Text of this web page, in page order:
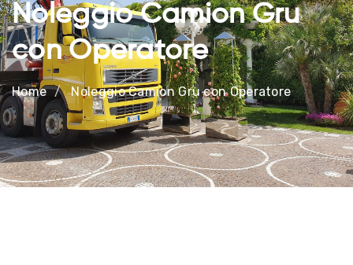
Noleggio Camion Gru
con Operatore
Home Noleggio Camion Gru con Operatore